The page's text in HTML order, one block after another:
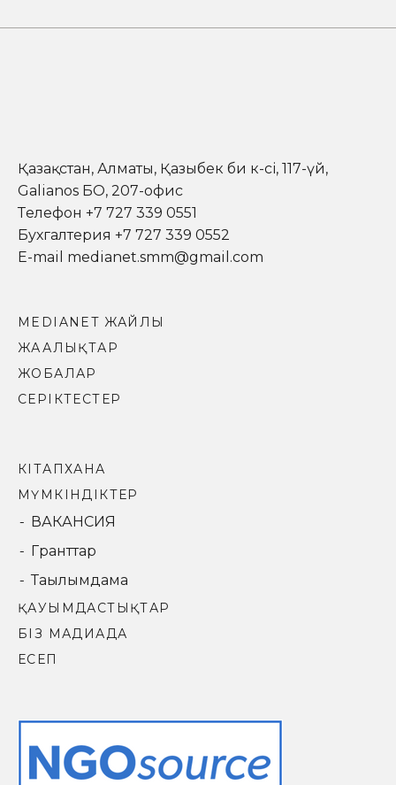
Қазақстан, Алматы, Қазыбек би к-сі, 117-үй,
Galianos БО, 207-офис
Телефон +7 727 339 0551
Бухгалтерия +7 727 339 0552
E-mail medianet.smm@gmail.com
MEDIANET ЖАЙЛЫ
ЖАҢАЛЫҚТАР
ЖОБАЛАР
СЕРІКТЕСТЕР
КІТАПХАНА
МҮМКІНДІКТЕР
ВАКАНСИЯ
Гранттар
Тағылымдама
ҚАУЫМДАСТЫҚТАР
БІЗ МАДИАДА
ЕСЕП